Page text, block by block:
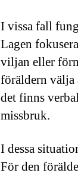
I vissa fall
Lagen
viljan eller
föräldern välja
det finns
missbruk.
I dessa
För den